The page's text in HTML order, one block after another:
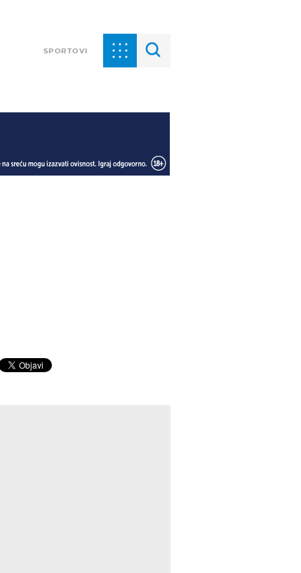
SPORTOVI